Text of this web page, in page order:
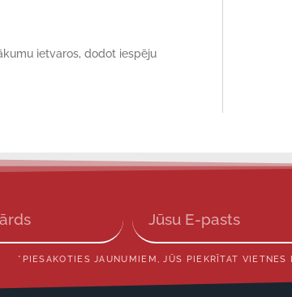
ietvaros, dodot iespēju
*PIESAKOTIES JAUNUMIEM, JŪS PIEKRĪTAT VIETNES